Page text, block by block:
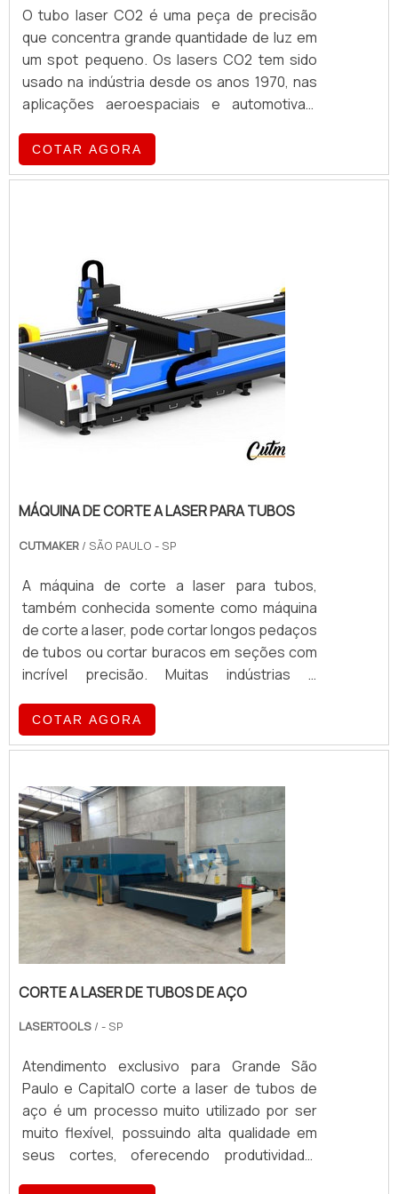
O tubo laser CO2 é uma peça de precisão
que concentra grande quantidade de luz em
um spot pequeno. Os lasers CO2 tem sido
usado na indústria desde os anos 1970, nas
aplicações aeroespaciais e automotivas.
materiais de fabricação apresentaram
alterações significativas para muitos
de acord...
COTAR AGORA
MÁQUINA DE CORTE A LASER PARA TUBOS
CUTMAKER / SÃO PAULO - SP
A máquina de corte a laser para tubos,
também conhecida somente como máquina
de corte a laser, pode cortar longos pedaços
de tubos ou cortar buracos em seções com
incrível precisão. Muitas indústrias e
arquitetura, automotiva, náutica, etc, utilizam
este maquinário capaz de cortar materiais de
sem perda de produtividade.Vantagens de
contar com o material ...
COTAR AGORA
CORTE A LASER DE TUBOS DE AÇO
LASERTOOLS / - SP
Atendimento exclusivo para Grande São
Paulo e CapitalO corte a laser de tubos de
aço é um processo muito utilizado por ser
muito flexível, possuindo alta qualidade em
seus cortes, oferecendo produtividade,